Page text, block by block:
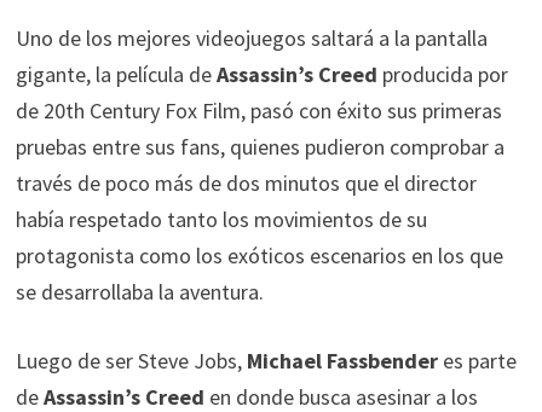
Uno de los mejores videojuegos saltará a la pantalla
gigante, la película deAssassin’s Creed producida por
de 20th Century Fox Film, pasó con éxito sus primeras
pruebas entre sus fans, quienes pudieron comprobar a
través de poco más de dos minutos que el director
había respetado tanto los movimientos de su
protagonista como los exóticos escenarios en los que
se desarrollaba la aventura.
Luego de ser Steve Jobs, Michael Fassbenderes parte
deAssassin’s Creed en donde busca asesinar a los